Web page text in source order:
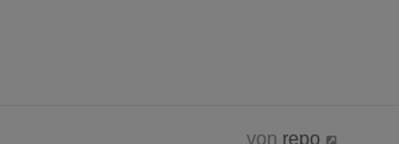
von repo